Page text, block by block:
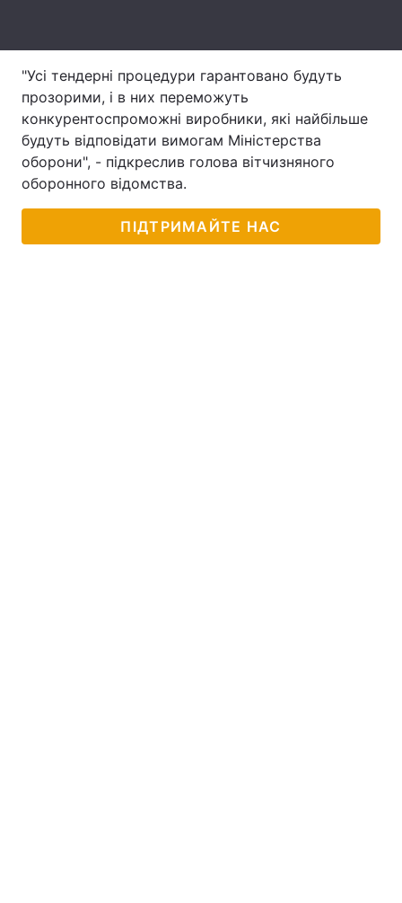
Тема оформлення
"Усі тендерні процедури гарантовано будуть
прозорими, і в них переможуть
конкурентоспроможні виробники, які найбільше
будуть відповідати вимогам Міністерства
оборони", - підкреслив голова вітчизняного
оборонного відомства.
ПІДТРИМАЙТЕ НАС